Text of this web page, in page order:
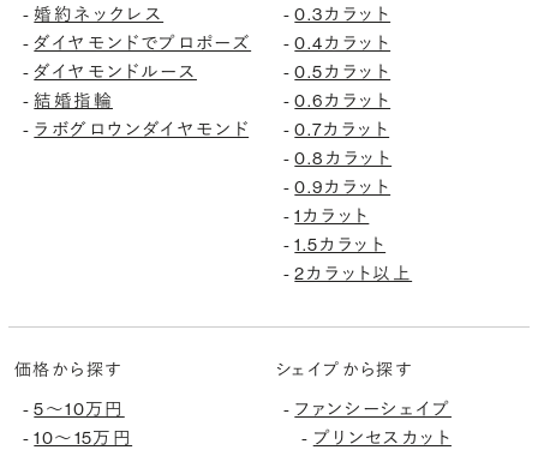
-婚約ネックレス
-ダイヤモンドでプロポーズ
-ダイヤモンドルース
-結婚指輪
- ラボグロウンダイヤモンド
-0.3カラット
-0.4カラット
-0.5カラット
-0.6カラット
-0.7カラット
-0.8カラット
-0.9カラット
-1カラット
-1.5カラット
-2カラット以上
価格から探す
-5〜10万円
-10〜15万円
シェイプから探す
- ファンシーシェイプ
- プリンセスカット